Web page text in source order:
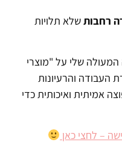
רחבותשלא תלויות
שלי על "מוצרי
העבודה והרעיונות
אמיתית ואיכותית כדי
– לחצי כאן